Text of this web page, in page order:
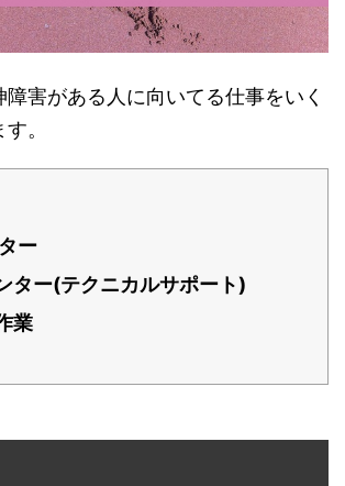
障害がある人に向いてる仕事をいく
。
ー
ター(テクニカルサポート)
業